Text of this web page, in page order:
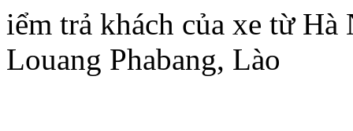
iểm trả khách của xe từ
Louang Phabang, Lào